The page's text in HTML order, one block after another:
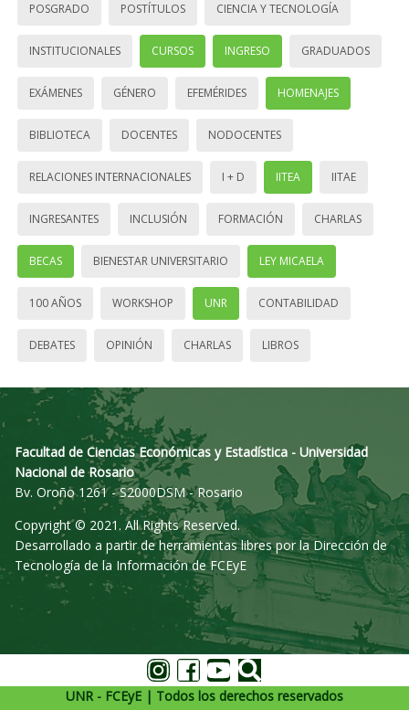
POSGRADO POSTÍTULOS CIENCIA Y TECNOLOGÍA
INSTITUCIONALES CURSOS INGRESO GRADUADOS
EXÁMENES GÉNERO EFEMÉRIDES HOMENAJES
BIBLIOTECA DOCENTES NODOCENTES
RELACIONES INTERNACIONALES I + D IITEA IITAE
INGRESANTES INCLUSIÓN FORMACIÓN CHARLAS
BECAS BIENESTAR UNIVERSITARIO LEY MICAELA
100 AÑOS WORKSHOP UNR CONTABILIDAD
DEBATES OPINIÓN CHARLAS LIBROS
Facultad de Ciencias Económicas y Estadística - Universidad
Nacional de Rosario
Bv. Oroño 1261 - S2000DSM - Rosario
Copyright © 2021. All Rights Reserved.
Desarrollado a partir de herramientas libres por la Dirección de
Tecnología de la Información de FCEyE
UNR - FCEyE | Todos los derechos reservados